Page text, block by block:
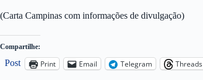
(Carta Campinas com informações de divulgação)
Compartilhe:
Post Print Email Telegram Threads